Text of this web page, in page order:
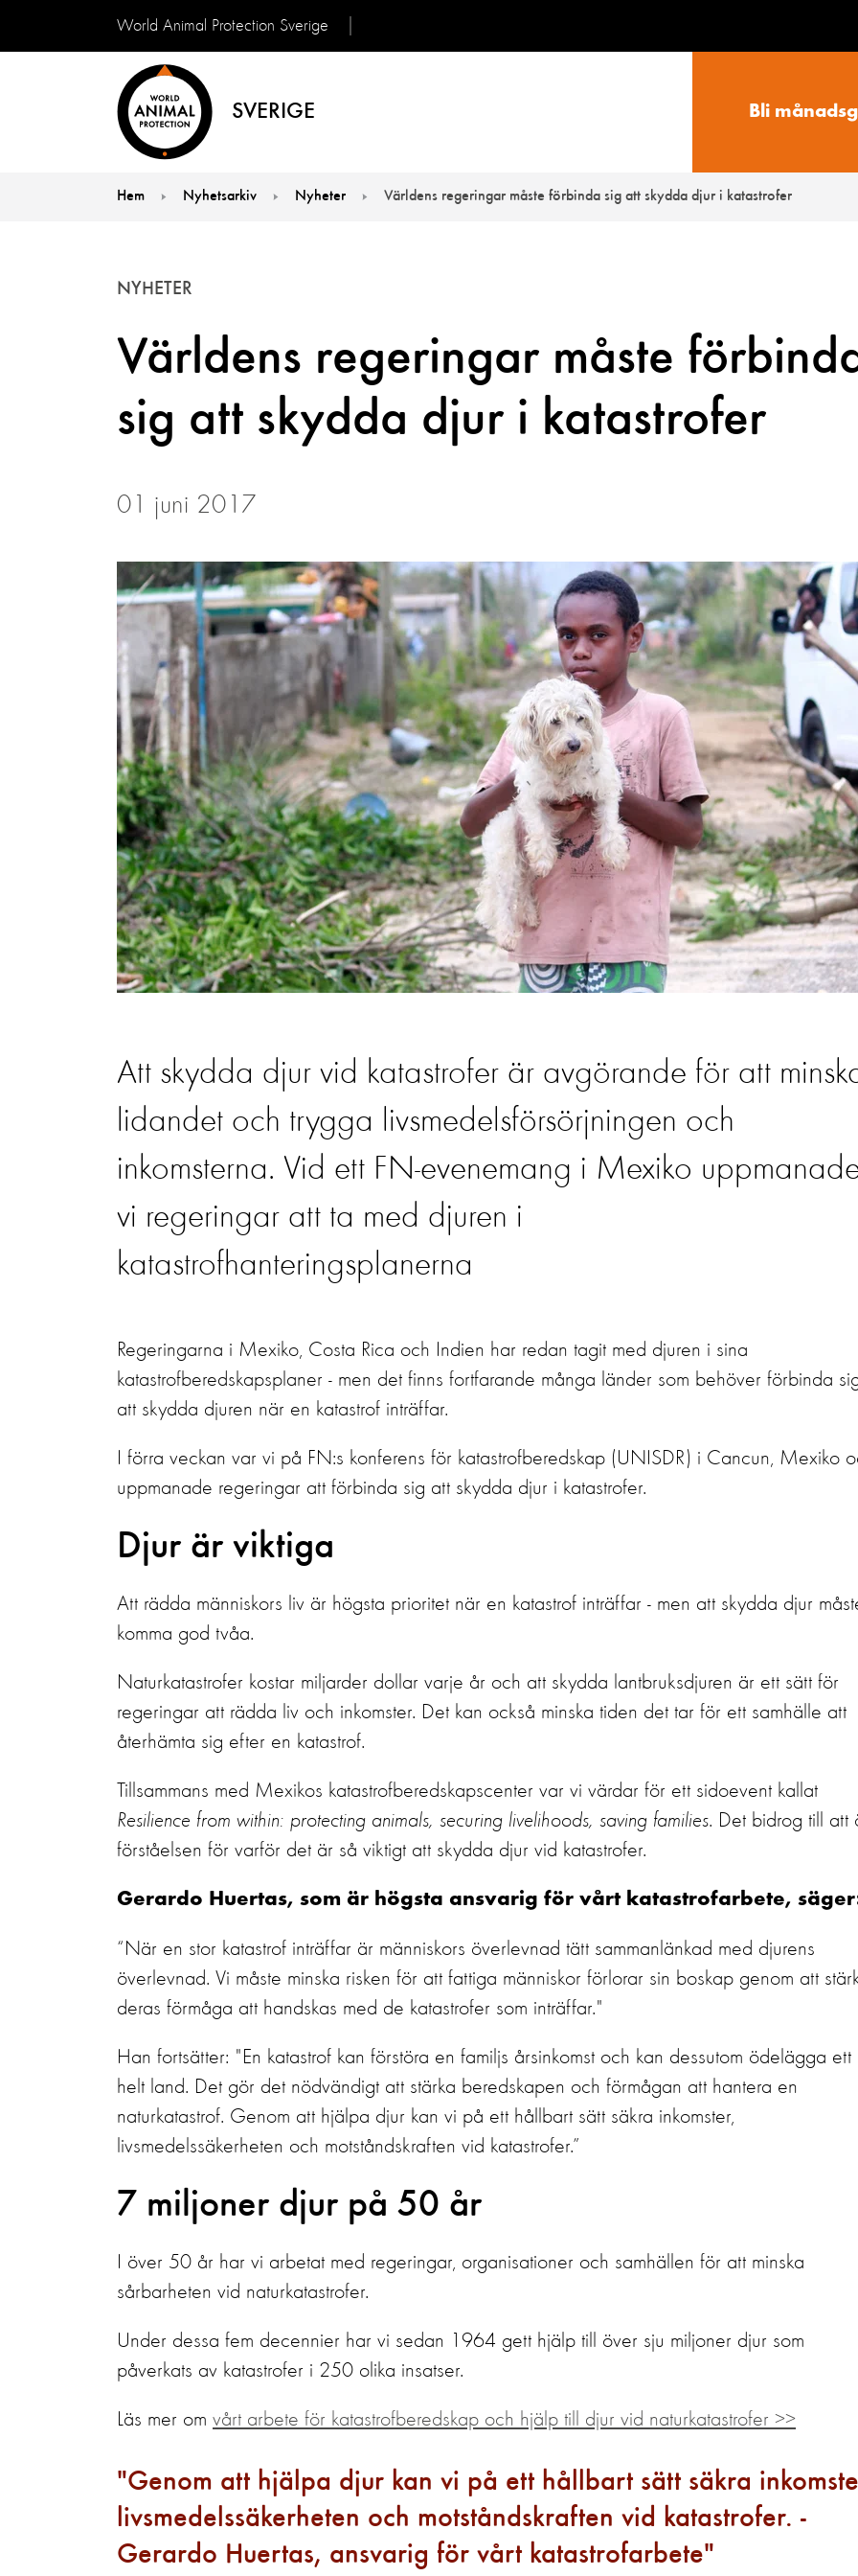
World Animal Protection Sverige
SVERIGE Bli
Hem Nyhetsarkiv Nyheter Världens regeringar måste förbinda sig att skydda djur i katastrofer
Världens regeringar måste
sig att skydda djur i katastrofer
NYHETER
01 juni 2017
Att skydda djur vid katastrofer är avgörande för att
lidandet och trygga livsmedelsförsörjningen och
inkomsterna. Vid ett FN-evenemang i Mexiko
vi regeringar att ta med djuren i
katastrofhanteringsplanerna
Regeringarna i Mexiko, Costa Rica och Indien har redan tagit med djuren i sina
katastrofberedskapsplaner - men det finns fortfarande många länder som behöver förbinda
att skydda djuren när en katastrof inträffar.
I förra veckan var vi på FN:s konferens för katastrofberedskap (UNISDR) i Cancun, Mexiko
uppmanade regeringar att förbinda sig att skydda djur i katastrofer.
Djur är viktiga
Att rädda människors liv är högsta prioritet när en katastrof inträffar - men att skydda djur
komma god tvåa.
Naturkatastrofer kostar miljarder dollar varje år och att skydda lantbruksdjuren är ett sätt för
regeringar att rädda liv och inkomster. Det kan också minska tiden det tar för ett samhälle att
återhämta sig efter en katastrof.
Tillsammans med Mexikos katastrofberedskapscenter var vi värdar för ett sidoevent kallat
Resilience from within: protecting animals, securing livelihoods, saving families. Det bidrog till att
förståelsen för varför det är så viktigt att skydda djur vid katastrofer.
Gerardo Huertas, som är högsta ansvarig för vårt katastrofarbete,
“När en stor katastrof inträffar är människors överlevnad tätt sammanlänkad med djurens
överlevnad. Vi måste minska risken för att fattiga människor förlorar sin boskap genom att
deras förmåga att handskas med de katastrofer som inträffar."
Han fortsätter: "En katastrof kan förstöra en familjs årsinkomst och kan dessutom ödelägga ett
helt land. Det gör det nödvändigt att stärka beredskapen och förmågan att hantera en
naturkatastrof. Genom att hjälpa djur kan vi på ett hållbart sätt säkra inkomster,
livsmedelssäkerheten och motståndskraften vid katastrofer.”
7 miljoner djur på 50 år
I över 50 år har vi arbetat med regeringar, organisationer och samhällen för att minska
sårbarheten vid naturkatastrofer.
Under dessa fem decennier har vi sedan 1964 gett hjälp till över sju miljoner djur som
påverkats av katastrofer i 250 olika insatser.
Läs mer om vårt arbete för katastrofberedskap och hjälp till djur vid naturkatastrofer >>
Genom att hjälpa djur kan vi på ett hållbart sätt säkra
livsmedelssäkerheten och motståndskraften vid katastrofer. -
Gerardo Huertas, ansvarig för vårt katastrofarbete